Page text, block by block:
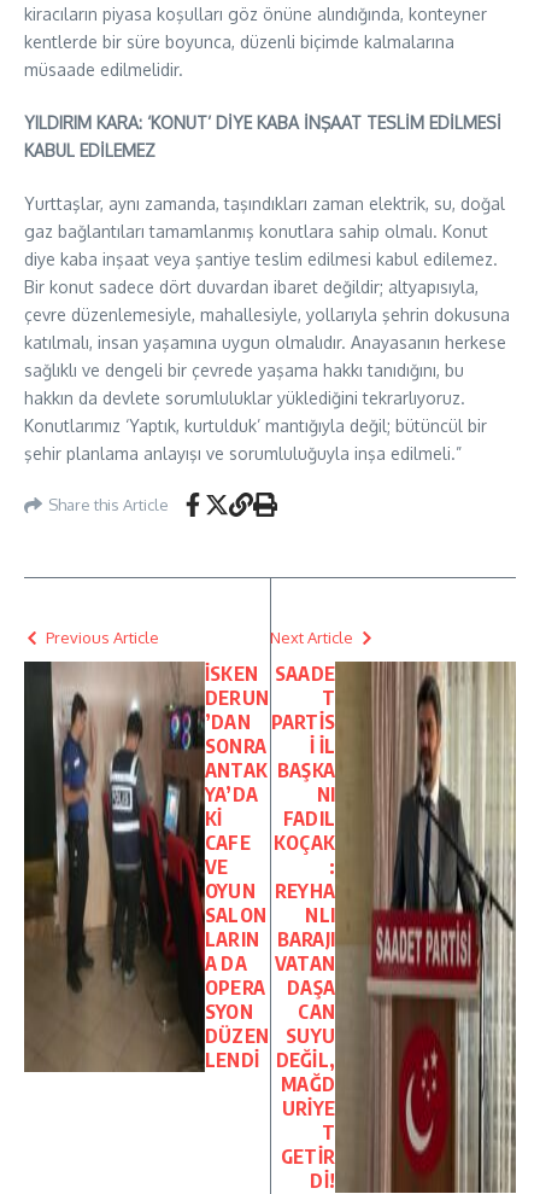
kiracıların piyasa koşulları göz önüne alındığında, konteyner
kentlerde bir süre boyunca, düzenli biçimde kalmalarına
müsaade edilmelidir.
YILDIRIM KARA: ‘KONUT’ DİYE KABA İNŞAAT TESLİM EDİLMESİ
KABUL EDİLEMEZ
Yurttaşlar, aynı zamanda, taşındıkları zaman elektrik, su, doğal
gaz bağlantıları tamamlanmış konutlara sahip olmalı. Konut
diye kaba inşaat veya şantiye teslim edilmesi kabul edilemez.
Bir konut sadece dört duvardan ibaret değildir; altyapısıyla,
çevre düzenlemesiyle, mahallesiyle, yollarıyla şehrin dokusuna
katılmalı, insan yaşamına uygun olmalıdır. Anayasanın herkese
sağlıklı ve dengeli bir çevrede yaşama hakkı tanıdığını, bu
hakkın da devlete sorumluluklar yüklediğini tekrarlıyoruz.
Konutlarımız ‘Yaptık, kurtulduk’ mantığıyla değil; bütüncül bir
şehir planlama anlayışı ve sorumluluğuyla inşa edilmeli.”
Share this Article
Previous Article
İSKEN
DERUN
’DAN
SONRA
ANTAK
YA’DA
Kİ
CAFE
VE
OYUN
SALON
LARIN
A DA
OPERA
SYON
DÜZEN
LENDİ
Next Article
SAADE
T
PARTİS
İ İL
BAŞKA
NI
FADIL
KOÇAK
:
REYHA
NLI
BARAJI
VATAN
DAŞA
CAN
SUYU
DEĞİL,
MAĞD
URİYE
T
GETİR
Dİ!